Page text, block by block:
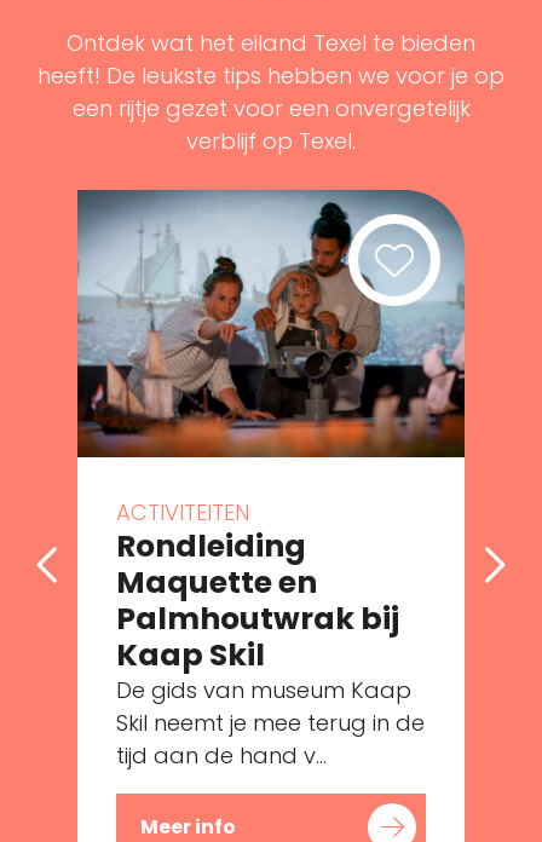
Ontdek wat het eiland Texel te bieden
heeft! De leukste tips hebben we voor je op
een rijtje gezet voor een onvergetelijk
verblijf op Texel.
ACTIVITEITEN
Rondleiding
Maquette en
Palmhoutwrak bij
Kaap Skil
De gids van museum Kaap
Skil neemt je mee terug in de
tijd aan de hand v...
Meer info